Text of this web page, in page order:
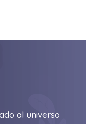
al universo